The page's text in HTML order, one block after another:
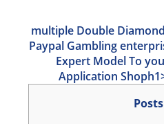
‎‎‎‎multiple Double
Paypal Gambling
Expert Model To
Application
Posts